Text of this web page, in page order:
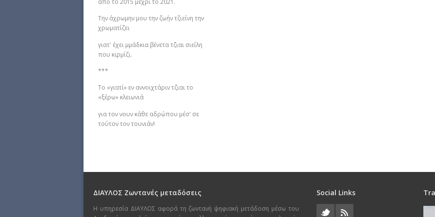
από το 2015 μέχρι το 2021.
Την άχρωμην μου την ζωήν τζιείνη την
χρωματίζει
γιατ' έχει μμάδκια βένετα τζιαι σιείλη
που κιρμίζι.
***
Το «γιατί» εν αννοιχτάριν τζιαι το
«ξέρω» κλειωνιά
για τον νουν κάθε αδρώπου μέσ' σε
τούτον τον τουνιάν!
ΔΙΑΥΛΟΣ Ζωντανές μεταδόσεις
Η υπηρεσία ΔΙΑΥΛΟΣ αφορά τη ζωντανή ψηφιακή μετάδοση μέσω του
Social Links